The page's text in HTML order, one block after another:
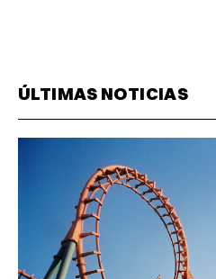
ÚLTIMAS NOTICIAS